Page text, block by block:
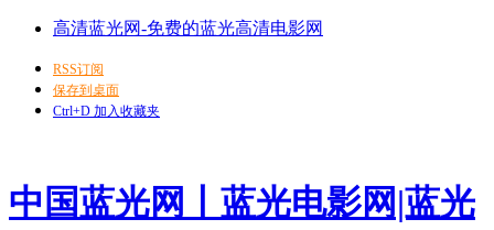
高清蓝光网-免费的蓝光高清电影网
RSS订阅
保存到桌面
Ctrl+D 加入收藏夹
中国蓝光网丨蓝光电影网|蓝光